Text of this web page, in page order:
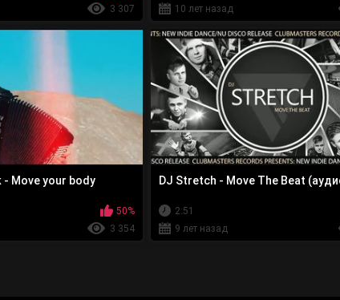
3 307
10 лет назад
Move your body
50%
3 354
DJ Stretch - Move The Beat
2:51
9 лет назад